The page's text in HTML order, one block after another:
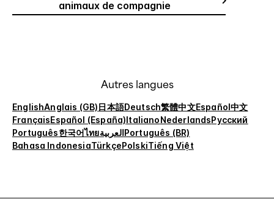
animaux de compagnie
Autres langues
EnglishAnglais (GB)日本語Deutsch繁體中文Español中文
FrançaisEspañol (España)ItalianoNederlandsРусский
Português한국어ไทยالعربيةPortuguês (BR)
Bahasa IndonesiaTürkçePolskiTiếng Việt